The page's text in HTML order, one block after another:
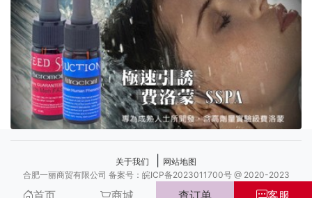
关于我们
网站地图
合肥一丽商贸有限公司 备案号：皖ICP备2023011700号 @ 2020-2023
首页 商城 查订单 客服